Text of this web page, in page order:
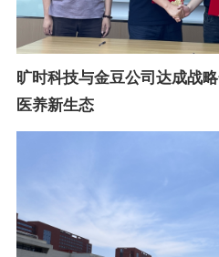
旷时科技与金豆公司达成战
医养新生态